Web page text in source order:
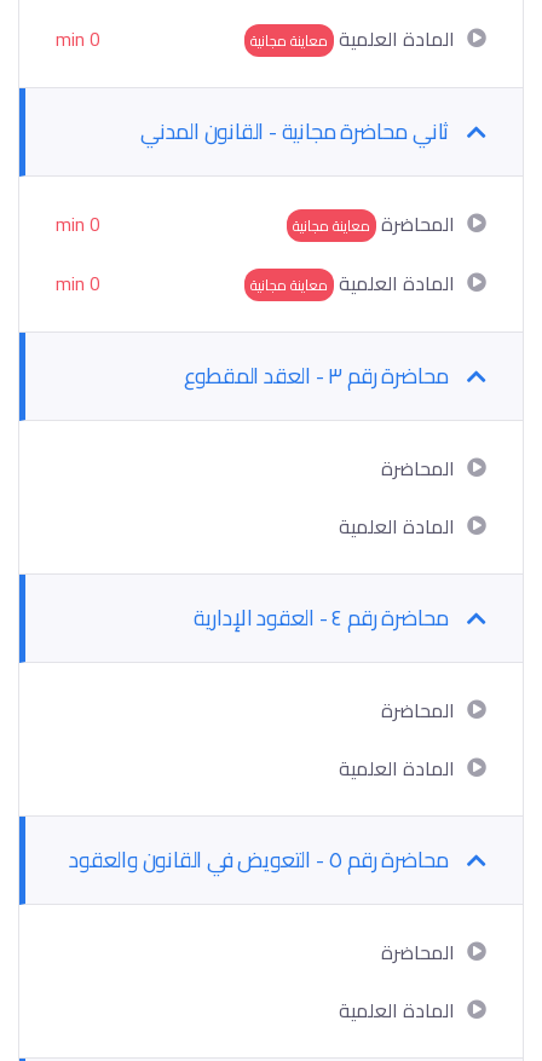
المادة العلمية معاينة مجانية 0 min
ثاني محاضرة مجانية - القانون المدني
المحاضرة معاينة مجانية
0 min
المادة العلمية معاينة مجانية 0 min
محاضرة رقم ٣ - العقد المقطوع
المحاضرة
المادة العلمية
محاضرة رقم ٤ - العقود الإدارية
المحاضرة
المادة العلمية
محاضرة رقم ٥ - التعويض في القانون والعقود
المحاضرة
المادة العلمية